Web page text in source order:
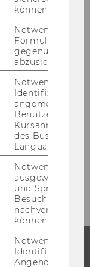
können.
Notwendig, um
gegenüber
abzusichern.
Notwendig zur
Identifizierung
angemeldeten
Benutzers im
des Business
Language
Notwendig um
ausgewählte
und
Besuchers
nachverfolgen
können.
Notwendig zur
Identifizierung
Angehörige/r für